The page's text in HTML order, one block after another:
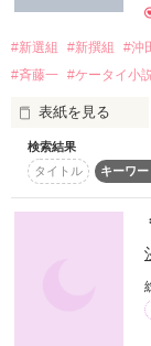
＊　＊　＊
生徒会の仲間た
妖怪学園ラブコ
ちょっとシリア
小説家になろう
2015.7.7～
素敵なレビュー
♡◌⑅⃝琴音◌⑅⃝●さま
♡春川なごみさま
♡☆みゅうらん
くすのきひなた
彼女、実は『人
「俺はポチじゃ
キャンキャン吠
#新選組 #新撰組 #沖
#斉藤一 #ケータイ小
表紙を見る
「桜の精霊かと思
「え？あなた誰
不思議な力を持
舞桜　蝶(まいざ
検索結果
タイトル
キーワー